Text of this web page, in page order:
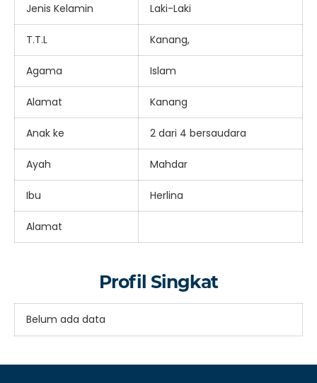
Jenis Kelamin Laki-Laki
T.T.L Kanang,
Agama Islam
Alamat Kanang
Anak ke 2 dari 4 bersaudara
Ayah Mahdar
Ibu Herlina
Alamat
Profil Singkat
Belum ada data